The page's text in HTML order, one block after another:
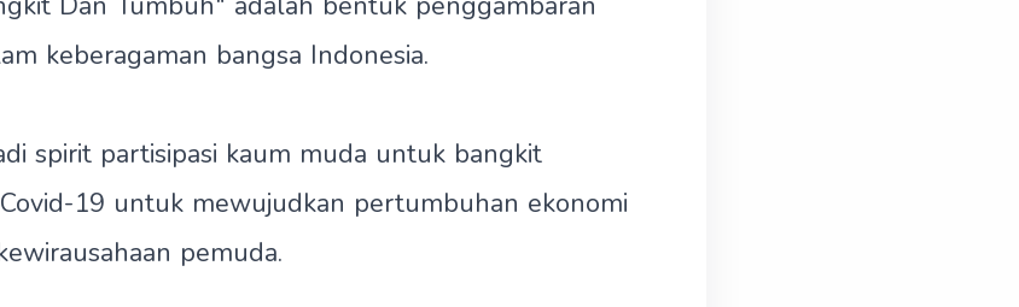
keberagaman bangsa Indonesia.
spirit partisipasi kaum muda untuk bangkit
19 untuk mewujudkan pertumbuhan ekonomi
pemuda.